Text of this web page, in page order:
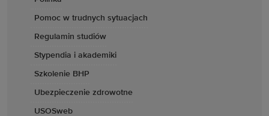
Pomoc w trudnych sytuacjach
Regulamin studiów
Stypendia i akademiki
Szkolenie BHP
Ubezpieczenie zdrowotne
USOSweb